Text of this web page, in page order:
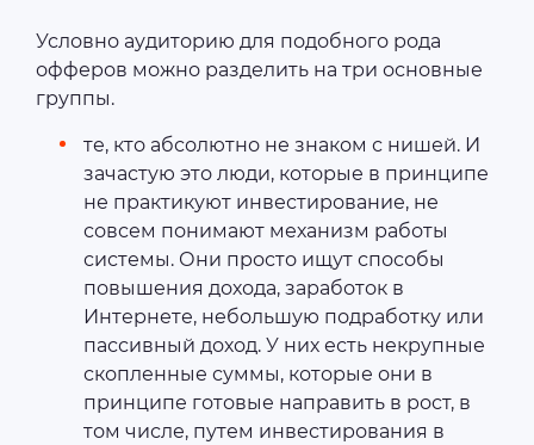
Условно аудиторию для подобного рода
офферов можно разделить на три основные
группы.
те, кто абсолютно не знаком с нишей. И
зачастую это люди, которые в принципе
не практикуют инвестирование, не
совсем понимают механизм работы
системы. Они просто ищут способы
повышения дохода, заработок в
Интернете, небольшую подработку или
пассивный доход. У них есть некрупные
скопленные суммы, которые они в
принципе готовые направить в рост, в
том числе, путем инвестирования в